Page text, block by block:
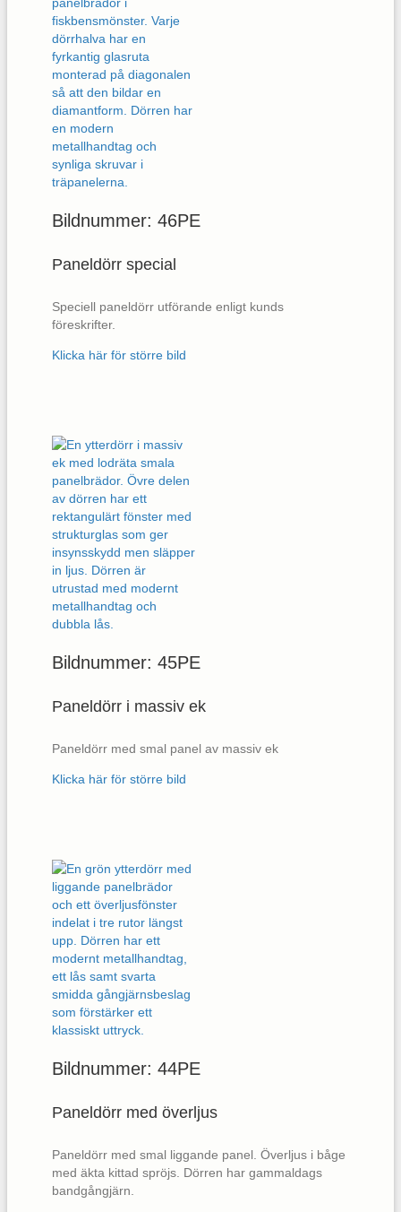
Bildnummer: 46PE
Paneldörr special
Speciell paneldörr utförande enligt kunds
föreskrifter.
Klicka här för större bild
Bildnummer: 45PE
Paneldörr i massiv ek
Paneldörr med smal panel av massiv ek
Klicka här för större bild
Bildnummer: 44PE
Paneldörr med överljus
Paneldörr med smal liggande panel. Överljus i båge
med äkta kittad spröjs. Dörren har gammaldags
bandgångjärn.